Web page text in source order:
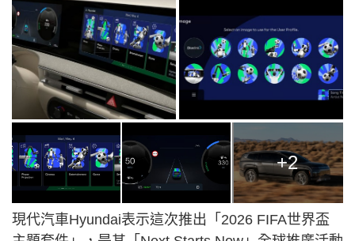
+2
現代汽車Hyundai表示這次推出「 2026 FIFA世界盃